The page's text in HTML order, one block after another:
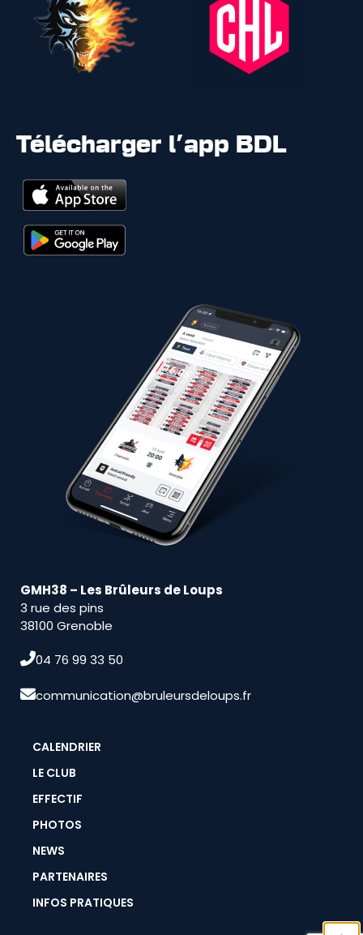
CALENDRIER
LE CLUB
EFFECTIF
PHOTOS
NEWS
PARTENAIRES
INFOS PRATIQUES
GMH38 – Les Brûleurs de Loups
3 rue des pins
38100 Grenoble
04 76 99 33 50
communication@bruleursdeloups.fr
Télécharger l'app BDL